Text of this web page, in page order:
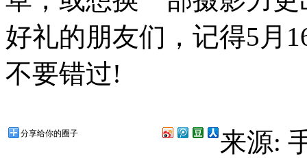
好礼的朋友们，记得5月
不要错过!
分享给你的圈子 来源: